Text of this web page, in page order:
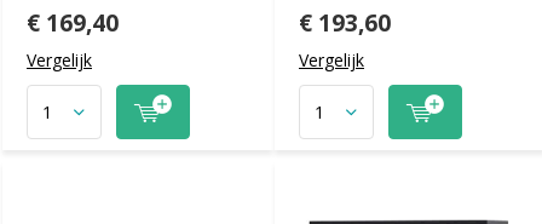
€ 169,40
Vergelijk
€ 193,60
Vergelijk